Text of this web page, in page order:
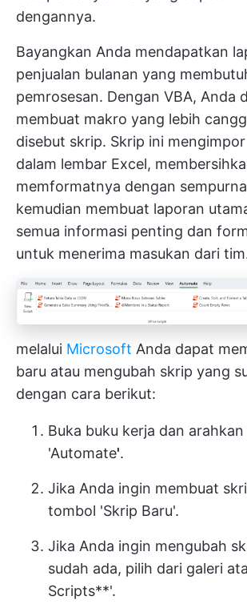
dengannya.
Bayangkan Anda mendapatkan
penjualan bulanan yang
pemrosesan. Dengan VBA, Anda
membuat makro yang lebih
disebut skrip. Skrip ini
dalam lembar Excel,
memformatnya dengan
kemudian membuat laporan
semua informasi penting dan
untuk menerima masukan dari
melalui Microsoft Anda dapat
baru atau mengubah skrip yang
dengan cara berikut:
Buka buku kerja dan
'Automate'.
Jika Anda ingin membuat
tombol 'Skrip Baru'.
Jika Anda ingin mengubah
sudah ada, pilih dari galeri
Scripts**'.